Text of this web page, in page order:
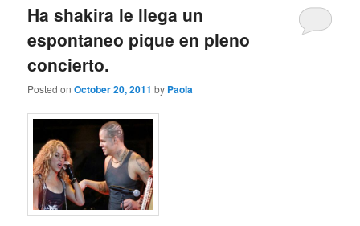
Ha shakira le llega un
espontaneo pique en pleno
concierto.
Posted onOctober 20, 2011 by Paola